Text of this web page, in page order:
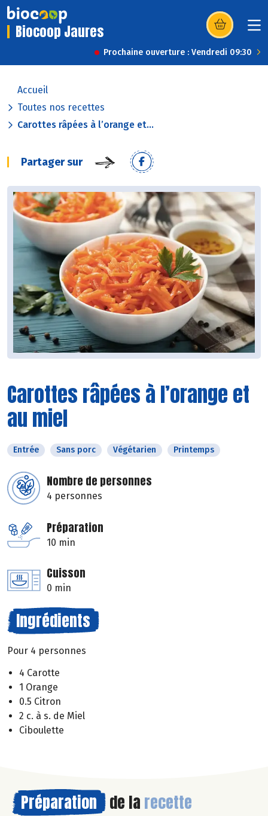
Biocoop Jaures (s’ouvre dans
Prochaine ouverture : Vendredi 09:30
Accueil
Toutes nos recettes
Carottes râpées à l’orange et...
Partager sur
Carottes râpées à l’orange et
au miel
Entrée Sans porc Végétarien Printemps
Nombre de personnes
4 personnes
Préparation
10 min
Cuisson
0 min
Ingrédients
Pour 4 personnes
4 Carotte
1 Orange
0.5 Citron
2 c. à s. de Miel
Ciboulette
Préparation de la recette